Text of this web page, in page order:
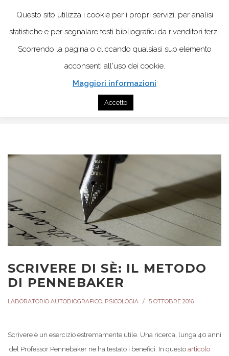
Scrivere di sè: il metodo di Pennebaker
SCRIVERE DI SÈ: IL METODO
DI PENNEBAKER
LABORATORIO AUTOBIOGRAFICO, PSICOLOGIA 5 OTTOBRE 2016
Scrivere è un esercizio estremamente utile. Una ricerca, lunga 40 anni
del Professor Pennebaker ne ha testato i benefici. In questo articolo
Questo sito utilizza i cookie per i propri servizi, per analisi
statistiche e per segnalare testi bibliografici da rivenditori terzi.
Scorrendo la pagina o cliccando qualsiasi suo elemento
acconsenti all'uso dei cookie.
Maggiori informazioni
Accetto